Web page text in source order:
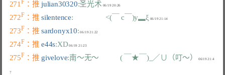
271 F ：推 julian30320:圣光术
272F ：推 silentence:                 <(￣ c￣)y▂ξ
273F ：推 sardonyx10:
274F ：推 e44s:XD 06/19 21:23
275F ：推 givelove:南～无～           ( ￣★￣)_／∪（叮～） 06/19 21:4
7